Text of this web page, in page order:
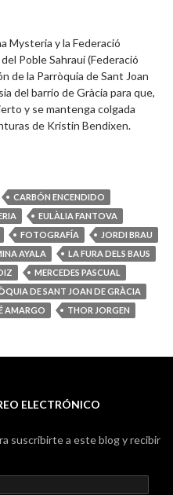
Mysteria y la Federació
Poble Sahrauí (Federació
de la Parròquia de Sant Joan
del barrio de Gràcia para que,
y se mantenga colgada
de Kristin Bendixen.
por las víctimas de minas
CARBÓN ENCENDIDO
EULÀLIA FANTOVA
FOTOGRAFÍA
JORDI BRAU
AYALA
LA FURA DELS BAUS
MERCEDES PASCUAL
DE SANT JOAN DE GRÀCIA
AMARGO THOR JORGEN
ELECTRÓNICO
suscribirte a este blog y recibir